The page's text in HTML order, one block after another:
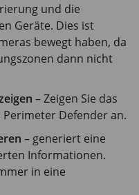
und die
Geräte. Dies ist
bewegt haben, da
dann nicht
– Zeigen Sie das
Perimeter Defender an.
– generiert eine
Informationen.
in eine